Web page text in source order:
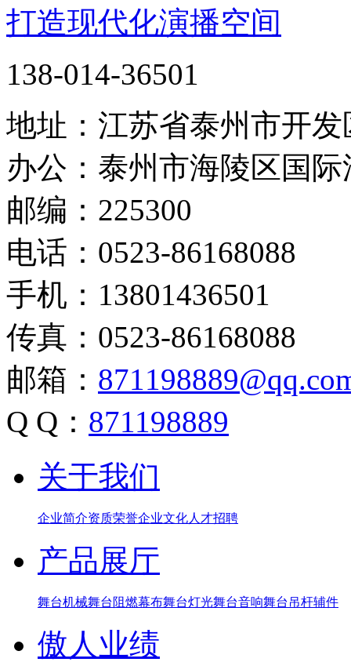
打造现代化演播空间
138-014-36501
地址：江苏省泰州市开
办公：泰州市海陵区国
邮编：225300
电话：0523-86168088
手机：13801436501
传真：0523-86168088
邮箱：
Q Q： 871198889
关于我们
企业简介资质荣誉企业文化人才招聘
产品展厅
舞台机械舞台阻燃幕布舞台灯光舞台音响舞台吊杆辅件
傲人业绩